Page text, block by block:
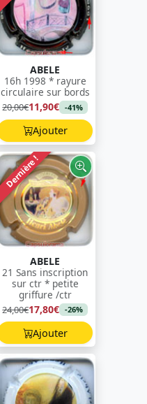
ABELE
16h 1998 * rayure
circulaire sur bords
20,00€11,90€ -41%
Ajouter
Dernière !
ABELE
21 Sans inscription
sur ctr * petite
griffure /ctr
24,00€17,80€ -26%
Ajouter